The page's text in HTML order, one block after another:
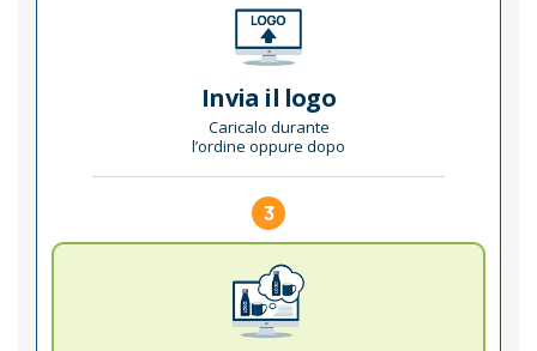
Invia il logo
Caricalo durante
l’ordine oppure dopo
3